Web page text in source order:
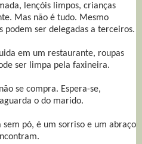
lençóis limpos, crianças
Mas não é tudo. Mesmo
podem ser delegadas a terceiros.
em um restaurante, roupas
ser limpa pela faxineira.
se compra. Espera-se,
o do marido.
pó, é um sorriso e um abraço